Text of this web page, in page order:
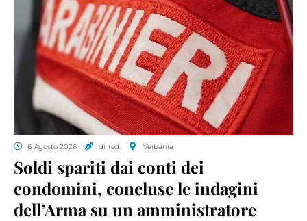
6 Agosto 2026 di red. Verbania
Soldi spariti dai conti dei
condomini, concluse le indagini
dell’Arma su un amministratore